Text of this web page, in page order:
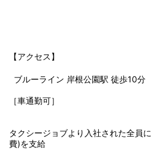
【アクセス】
ブルーライン 岸根公園駅 徒歩10分
［車通勤可］
タクシージョブより入社された全員に
費)を支給